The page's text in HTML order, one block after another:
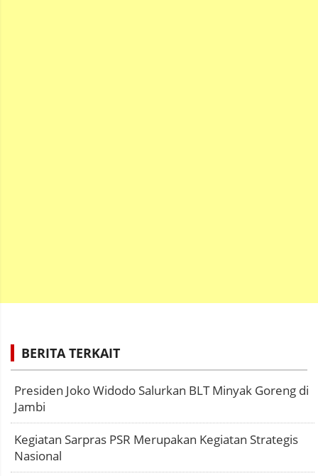
BERITA TERKAIT
Presiden Joko Widodo Salurkan BLT Minyak Goreng di
Jambi
Kegiatan Sarpras PSR Merupakan Kegiatan Strategis
Nasional